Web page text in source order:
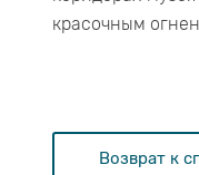
красочным
Возврат к